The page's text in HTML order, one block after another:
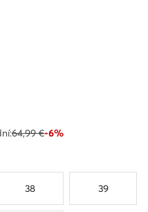
64,99 €-6%
38 39